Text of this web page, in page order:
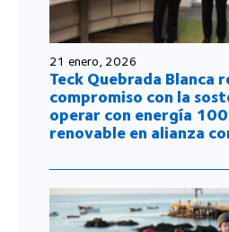
21 enero, 2026
Teck Quebrada Blanca
compromiso con la
operar con energía
renovable en alianza